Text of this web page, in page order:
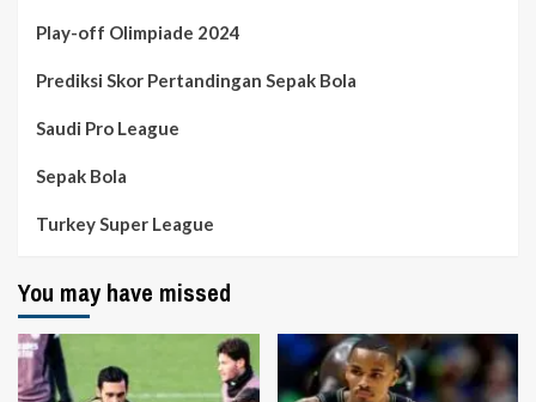
Play-off Olimpiade 2024
Prediksi Skor Pertandingan Sepak Bola
Saudi Pro League
Sepak Bola
Turkey Super League
You may have missed